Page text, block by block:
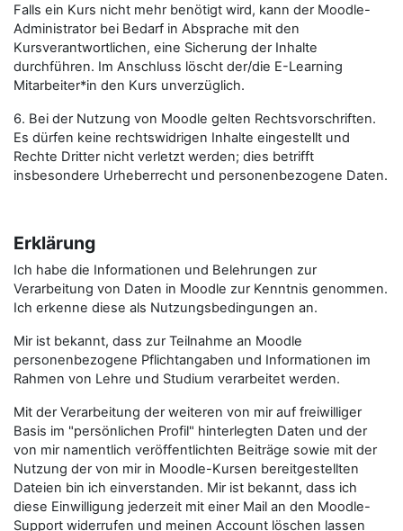
Falls ein Kurs nicht mehr benötigt wird, kann der Moodle-
Administrator bei Bedarf in Absprache mit den
Kursverantwortlichen, eine Sicherung der Inhalte
durchführen. Im Anschluss löscht der/die E-Learning
Mitarbeiter*in den Kurs unverzüglich.
6. Bei der Nutzung von Moodle gelten Rechtsvorschriften.
Es dürfen keine rechtswidrigen Inhalte eingestellt und
Rechte Dritter nicht verletzt werden; dies betrifft
insbesondere Urheberrecht und personenbezogene Daten.
Erklärung
Ich habe die Informationen und Belehrungen zur
Verarbeitung von Daten in Moodle zur Kenntnis genommen.
Ich erkenne diese als Nutzungsbedingungen an.
Mir ist bekannt, dass zur Teilnahme an Moodle
personenbezogene Pflichtangaben und Informationen im
Rahmen von Lehre und Studium verarbeitet werden.
Mit der Verarbeitung der weiteren von mir auf freiwilliger
Basis im "persönlichen Profil" hinterlegten Daten und der
von mir namentlich veröffentlichten Beiträge sowie mit der
Nutzung der von mir in Moodle-Kursen bereitgestellten
Dateien bin ich einverstanden. Mir ist bekannt, dass ich
diese Einwilligung jederzeit mit einer Mail an den Moodle-
Support widerrufen und meinen Account löschen lassen